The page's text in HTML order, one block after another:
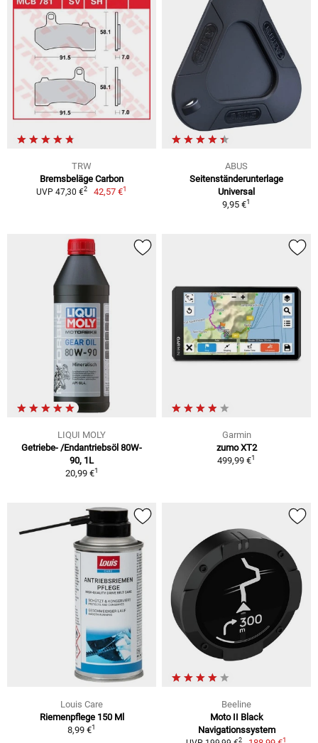
TRW
Bremsbeläge Carbon
UVP 47,30 €2 42,57 €1
ABUS
Seitenständerunterlage
Universal
9,95 €1
LIQUI MOLY
Getriebe- /Endantriebsöl 80W-
90, 1L
20,99 €1
Garmin
zumo XT2
499,99 €1
Louis Care
Riemenpflege 150 Ml
8,99 €1
Beeline
Moto II Black
Navigationssystem
2 1